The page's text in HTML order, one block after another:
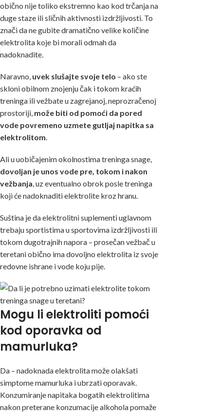
obično nije toliko ekstremno kao kod trčanja na
duge staze ili sličnih aktivnosti izdržljivosti. To
znači da ne gubite dramatično velike količine
elektrolita koje bi morali odmah da
nadoknadite.
Naravno, uvek slušajte svoje telo – ako ste
skloni obilnom znojenju čak i tokom kraćih
treninga ili vežbate u zagrejanoj, neprozračenoj
prostoriji, može biti od pomoći da pored
vode povremeno uzmete gutljaj napitka sa
elektrolitom
Ali u uobičajenim okolnostima treninga snage,
dovoljan je unos vode pre, tokom i nakon
vežbanja , uz eventualno obrok posle treninga
koji će nadoknaditi elektrolite kroz hranu.
Suština je da elektrolitni suplementi uglavnom
trebaju sportistima u sportovima izdržljivosti ili
tokom dugotrajnih napora – prosečan vežbač u
teretani obično ima dovoljno elektrolita iz svoje
redovne ishrane i vode koju pije.
Mogu li elektroliti pomoći
kod oporavka od
mamurluka?
Da – nadoknada elektrolita može olakšati
simptome mamurluka i ubrzati oporavak.
Konzumiranje napitaka bogatih elektrolitima
nakon preterane konzumacije alkohola pomaže